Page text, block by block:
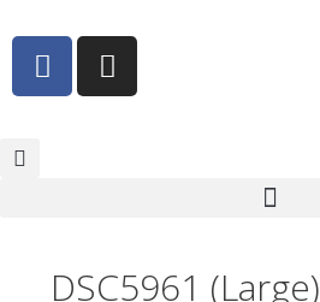
_DSC5961 (Large)